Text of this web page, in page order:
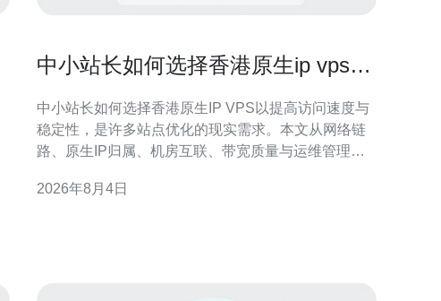
中小站长如何选择香港原生ip vps以
中小站长如何选择香港原生IP VPS以提高访问速度与
稳定性，是许多站点优化的现实需求。本文从网络链
路、原生IP归属、机房互联、带宽质量与运维管理等
标区域获得更低延迟、更高可用性的访问体验。 为什
2026年8月4日